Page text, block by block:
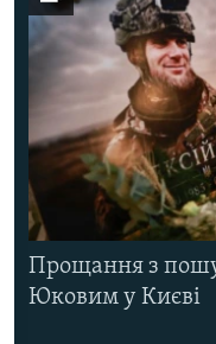
Прощання з
Юковим у Києві